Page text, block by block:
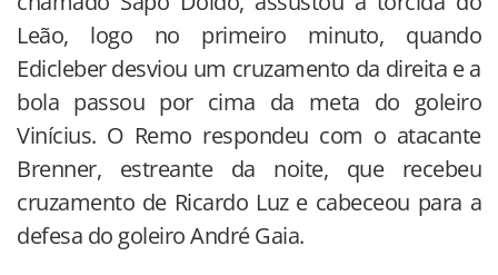
Leão, logo no primeiro minuto, quando
Edicleber desviou um cruzamento da direita e a
bola passou por cima da meta do goleiro
Vinícius. O Remo respondeu com o atacante
Brenner, estreante da noite, que recebeu
cruzamento de Ricardo Luz e cabeceou para a
defesa do goleiro André Gaia.